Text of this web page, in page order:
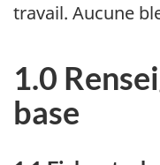
travail. Aucune
1.0
base